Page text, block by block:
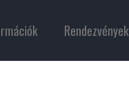
Rendezvények